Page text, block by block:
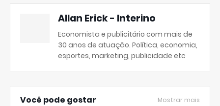
Allan Erick - Interino
Economista e publicitário com mais de
30 anos de atuação. Política, economia,
esportes, marketing, publicidade etc
Você pode gostar Mostrar mais